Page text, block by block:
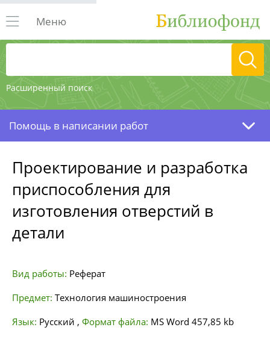
Расширенный поиск
Меню
Помощь в написании работ
Проектирование и разработка
приспособления для
изготовления отверстий в
детали
Вид работы: Реферат
Предмет: Технология машиностроения
Язык: Русский , Формат файла: MS Word 457,85 kb